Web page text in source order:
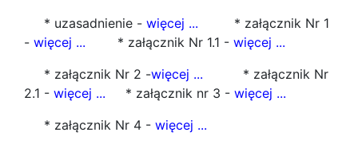
* uzasadnienie - więcej ... * załącznik Nr 1
- więcej ... * załącznik Nr 1.1 - więcej ...
* załącznik Nr 2 -więcej ... * załącznik Nr
2.1 - więcej ... * załącznik nr 3 - więcej ...
* załącznik Nr 4 - więcej ...